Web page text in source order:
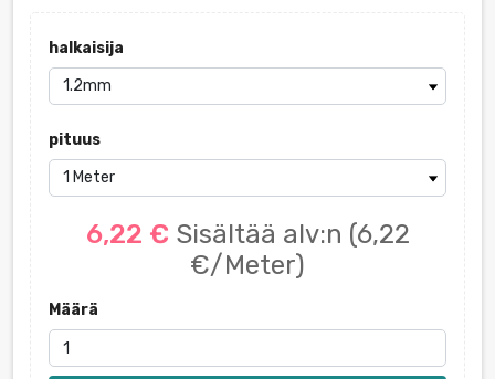
halkaisija
pituus
6,22 € Sisältää alv:n (6,22
€/Meter)
Määrä